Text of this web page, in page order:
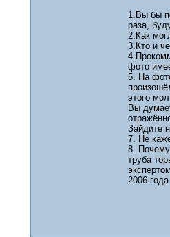
1.Вы бы
раза,
2.Как
3.Кто и
фото
5. На
этого
Вы
Зайдите
7. Не
8.
труба
2006